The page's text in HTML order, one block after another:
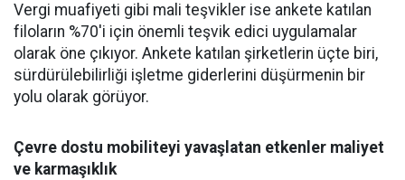
Vergi muafiyeti gibi mali teşvikler ise ankete katılan
filoların %70'i için önemli teşvik edici uygulamalar
olarak öne çıkıyor. Ankete katılan şirketlerin üçte biri,
sürdürülebilirliği işletme giderlerini düşürmenin bir
yolu olarak görüyor.
Çevre dostu mobiliteyi yavaşlatan etkenler maliyet
ve karmaşıklık